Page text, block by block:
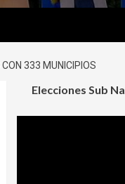
333 MUNICIPIOS
Elecciones Sub